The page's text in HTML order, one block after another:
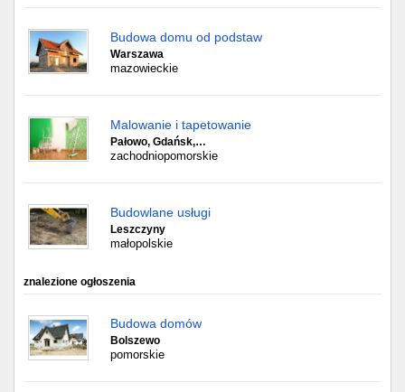
Budowa domu od podstaw
Warszawa
mazowieckie
Malowanie i tapetowanie
Pałowo, Gdańsk,…
zachodniopomorskie
Budowlane usługi
Leszczyny
małopolskie
znalezione ogłoszenia
Budowa domów
Bolszewo
pomorskie